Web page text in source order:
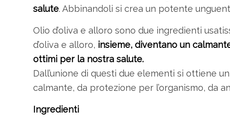
salute. Abbinandoli si crea un potente
Olio d’oliva e alloro sono due ingredienti
d’oliva e alloro, insieme, diventano un
ottimi per la nostra salute.
Dall’unione di questi due elementi si ottiene
calmante, da protezione per l’organismo, da
Ingredienti